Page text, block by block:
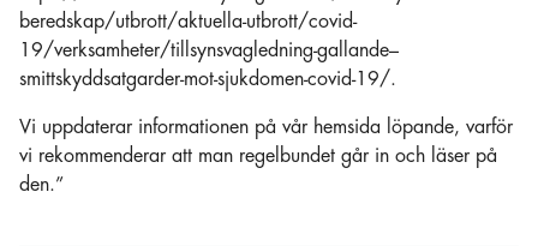
beredskap/utbrott/aktuella-utbrott/covid-
19/verksamheter/tillsynsvagledning-gallande–
smittskyddsatgarder-mot-sjukdomen-covid-19/.
Vi uppdaterar informationen på vår hemsida löpande, varför
vi rekommenderar att man regelbundet går in och läser på
den.”